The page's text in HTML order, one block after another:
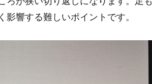
響する難しいポイントです。